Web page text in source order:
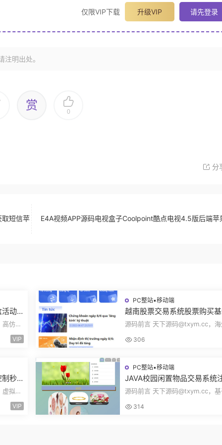
仅限VIP下载 升级VIP 请先登录
注明出处。
赏 0
分
取短信苹 E4A视频APP源码电视盒子Coolpoint酷点电视4.5版后端苹
活动
置
仿百
前端
VIP
PC整站▪移动端
越南股票交易系统股票购买
投资实时报价交易信息投资组
源码前言 天下源码@txym.cc，海
票投资源码，越南版股票源码，
97.4M，1个...
306
秒
单
拟货
控制
VIP
PC整站▪移动端
JAVA校园闲置物品交易系统
登录发布物品搜索物品物品交
源码前言 天下源码@txym.cc，
SpringBoot的校园闲置物品交易
统，大小30.6M，...
314